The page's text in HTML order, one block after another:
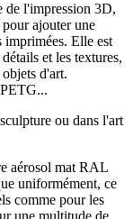
de l'impression 3D,
ajouter une
imprimées. Elle est
et les textures,
d'art.
ou dans l'art
aérosol mat RAL
uniformément, ce
comme pour les